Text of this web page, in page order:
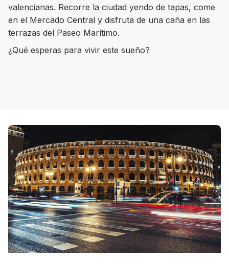
+30 Summer English for Professionals en
valencianas. Recorre la ciudad yendo de tapas, come
en el Mercado Central y disfruta de una caña en las
terrazas del Paseo Marítimo.
¿Qué esperas para vivir este sueño?